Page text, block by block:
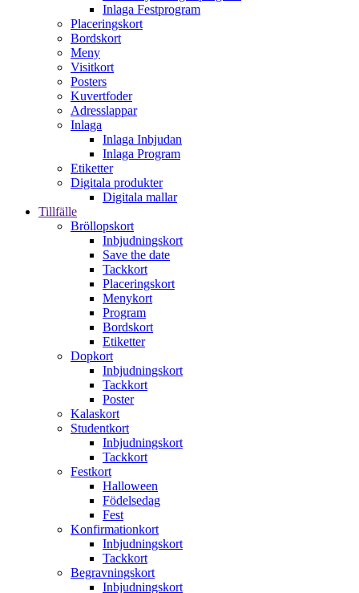
Inlaga Festprogram
Placeringskort
Bordskort
Meny
Visitkort
Posters
Kuvertfoder
Adresslappar
Inlaga
Inlaga Inbjudan
Inlaga Program
Etiketter
Digitala produkter
Digitala mallar
Tillfälle
Bröllopskort
Inbjudningskort
Save the date
Tackkort
Placeringskort
Menykort
Program
Bordskort
Etiketter
Dopkort
Inbjudningskort
Tackkort
Poster
Kalaskort
Studentkort
Inbjudningskort
Tackkort
Festkort
Halloween
Födelsedag
Fest
Konfirmationkort
Inbjudningskort
Tackkort
Begravningskort
Inbjudningskort